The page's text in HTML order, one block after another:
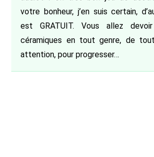
votre bonheur, j’en suis certain,
est GRATUIT. Vous allez
céramiques en tout genre, de
attention, pour progresser…